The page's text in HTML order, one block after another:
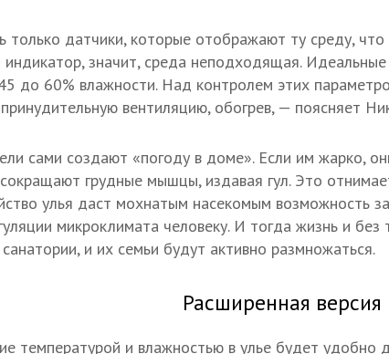
только датчики, которые отображают ту среду,
индикатор, значит, среда неподходящая.
до 60% влажности. Над контролем этих
вентиляцию, обогрев, — поясняет
сами создают «погоду в доме». Если им жарко,
грудные мышцы, издавая гул. Это
улья даст мохнатым насекомым возможность
микроклимата человеку. И тогда жизнь и
и их семьи будут активно размножаться.
Расширенная версия
температурой и влажностью в улье будет удобно